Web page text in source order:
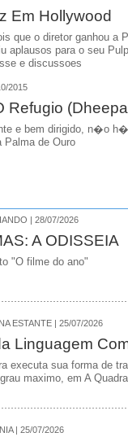
Em Hollywood
que o diretor ganhou a
aplausos para o seu
e discussoes
2015
Refugio
e bem dirigido, n�o
Palma de Ouro
| 28/07/2026
A ODISSEIA
"O filme do ano"
ESTANTE | 25/07/2026
Linguagem
executa sua forma de
maximo, em A
| 25/07/2026